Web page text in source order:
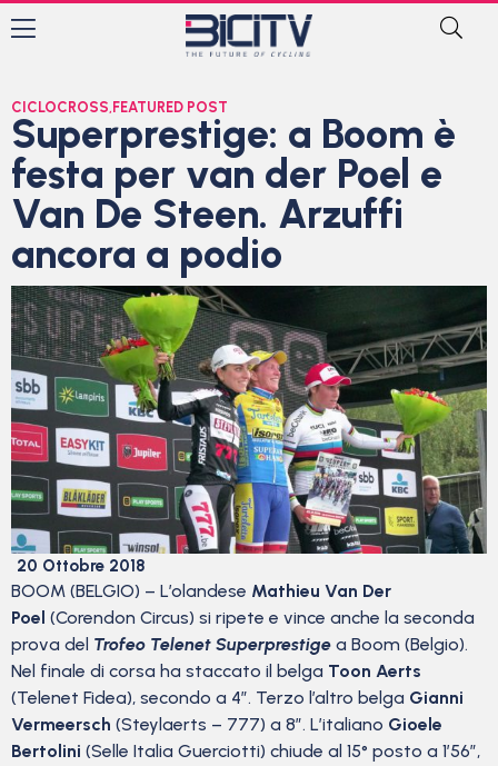
CICLOCROSS, FEATURED POST
Superprestige: a Boom è
festa per van der Poel e
Van De Steen. Arzuffi
ancora a podio
20 Ottobre 2018
BOOM (BELGIO) – L’olandese Mathieu Van Der
Poel (Corendon Circus) si ripete e vince anche la seconda
prova del Trofeo Telenet Superprestige a Boom (Belgio).
Nel finale di corsa ha staccato il belga Toon Aerts
(Telenet Fidea), secondo a 4″. Terzo l’altro belga Gianni
Vermeersch (Steylaerts – 777) a 8″. L’italiano Gioele
Bertolini (Selle Italia Guerciotti) chiude al 15° posto a 1’56”,